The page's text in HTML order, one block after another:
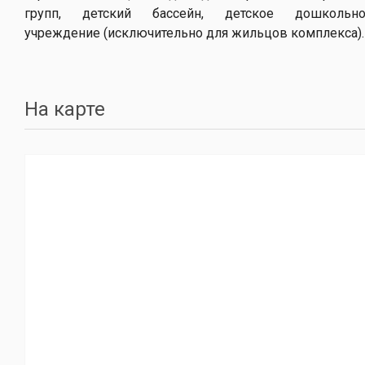
групп, детский бассейн, детское
учреждение (исключительно для жильцов комплекса).
На карте